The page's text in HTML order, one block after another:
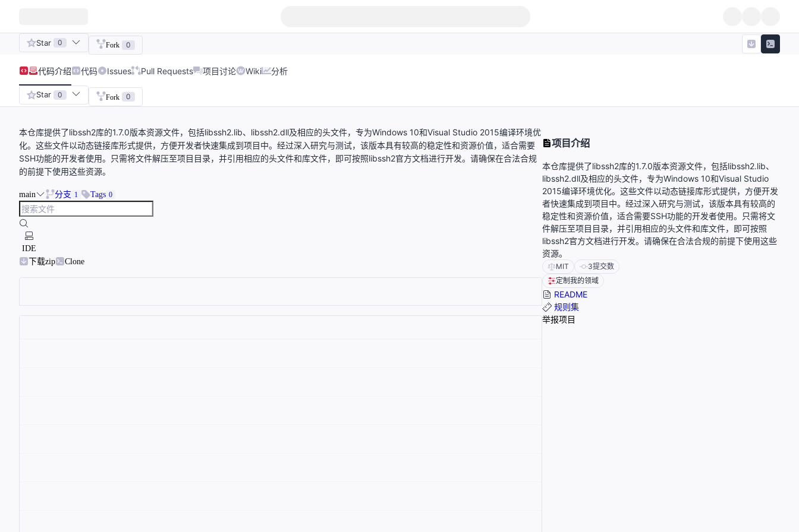
Star 0 Fork 0
代码介绍 代码 Issues Pull Requests 项目讨论 Wiki 分析
Star 0 Fork 0
本仓库提供了libssh2库的1.7.0版本资源文件，包括libssh2.lib、libssh2.dll及相应的头文件，专为Windows 10和Visual Studio 2015编译环境优
化。这些文件以动态链接库形式提供，方便开发者快速集成到项目中。经过深入研究与测试，该版本具有较高的稳定性和资源价值，适合需要
SSH功能的开发者使用。只需将文件解压至项目目录，并引用相应的头文件和库文件，即可按照libssh2官方文档进行开发。请确保在合法合规
的前提下使用这些资源。
main 分支 1 Tags 0
IDE
下载zip
Clone
项目介绍
本仓库提供了libssh2库的1.7.0版本资源文件，包括libssh2.lib、
libssh2.dll及相应的头文件，专为Windows 10和Visual Studio
2015编译环境优化。这些文件以动态链接库形式提供，方便开发
者快速集成到项目中。经过深入研究与测试，该版本具有较高的
稳定性和资源价值，适合需要SSH功能的开发者使用。只需将文
件解压至项目目录，并引用相应的头文件和库文件，即可按照
libssh2官方文档进行开发。请确保在合法合规的前提下使用这些
资源。
MIT 3提交数
定制我的领域
README
规则集
举报项目